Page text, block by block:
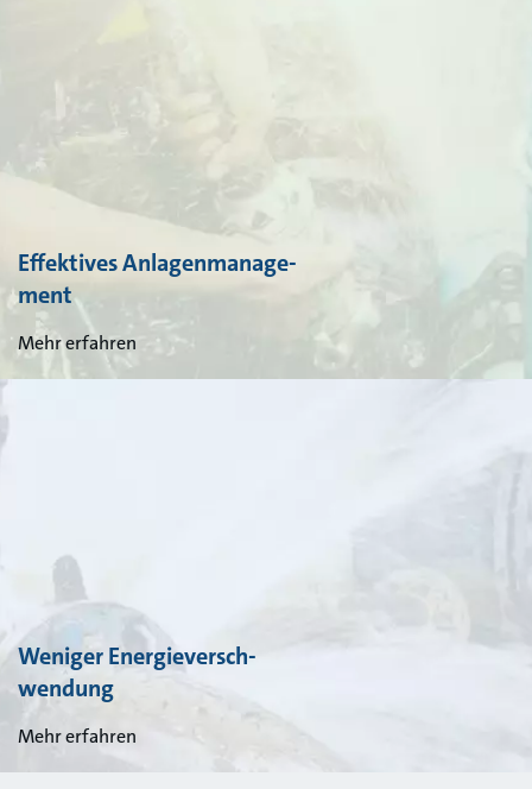
Effektives Anlagenmanage-
ment
Mehr erfahren
Weniger Energieversch-
wendung
Mehr erfahren